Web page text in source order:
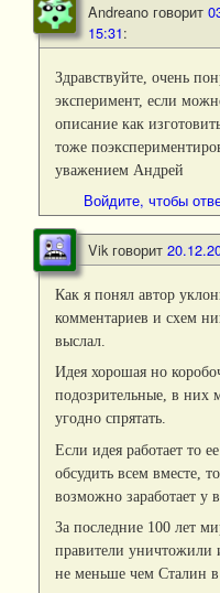
Andreano говорит
15:31:
Здравствуйте, очень
эксперимент, если
описание как
тоже
уважением Андрей
Войдите, чтобы
Vik говорит
Как я понял автор
комментариев и схем
выслал.
Идея хорошая но
подозрительные, в них
угодно спрятать.
Если идея работает то
обсудить всем вместе,
возможно заработает у
За последние 100 лет
правители уничтожили
не меньше чем Сталин в